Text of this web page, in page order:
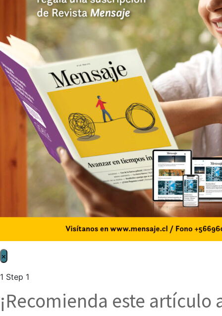
×
1 Step 1
¡Recomienda este artículo